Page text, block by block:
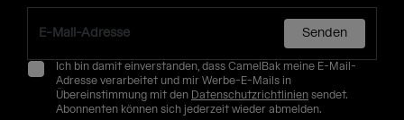
Senden
Ich bin damit einverstanden, dass CamelBak meine E-Mail-
Adresse verarbeitet und mir Werbe-E-Mails in
Übereinstimmung mit den Datenschutzrichtlinien sendet.
Abonnenten können sich jederzeit wieder abmelden.